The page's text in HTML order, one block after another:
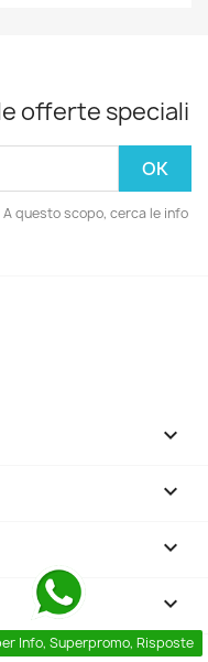
offerte speciali
questo scopo, cerca le info



keyboard_arrow_down
Info, Superpromo, Risposte